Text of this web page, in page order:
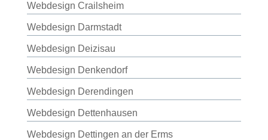
Webdesign Crailsheim
Webdesign Darmstadt
Webdesign Deizisau
Webdesign Denkendorf
Webdesign Derendingen
Webdesign Dettenhausen
Webdesign Dettingen an der Erms